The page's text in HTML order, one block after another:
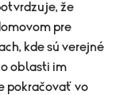
že
pre
kde sú verejné
oblasti im
pokračovať vo